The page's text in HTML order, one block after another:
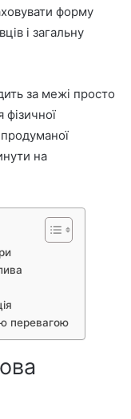
форму
і загальну
за межі просто
на
перевагою